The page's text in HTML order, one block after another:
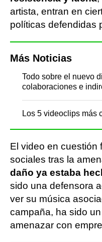
artista, entran en
políticas defendidas
Más Noticias
Todo sobre el nuevo
colaboraciones e
Los 5 videoclips más
El video en cuestión
sociales tras la
daño ya estaba
sido una defensora
ver su música
campaña, ha sido
amenazar con